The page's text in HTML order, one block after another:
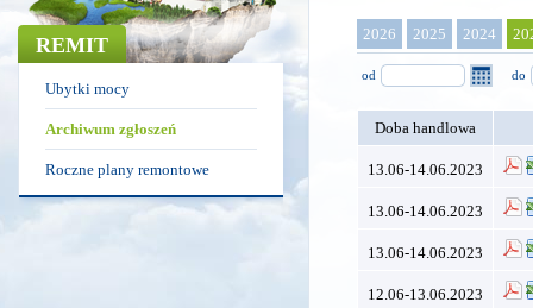
REMIT
Ubytki mocy
Archiwum zgłoszeń
Roczne plany remontowe
2026 2025 2024
od do
Doba handlowa
13.06-14.06.2023
13.06-14.06.2023
13.06-14.06.2023
12.06-13.06.2023